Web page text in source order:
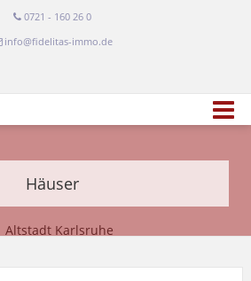
0721 - 160 26 0
info@fidelitas-immo.de
Häuser